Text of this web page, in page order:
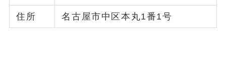
住所 名古屋市中区本丸1番1号